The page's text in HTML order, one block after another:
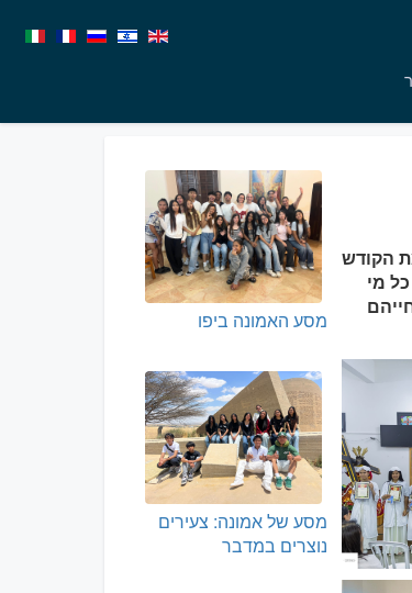
הקודש
מי
מסע האמונה ביפו
מסע של אמונה: צעירים
נוצרים במדבר